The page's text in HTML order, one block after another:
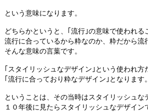
という意味になります。
どちらかというと、｢流行｣の意味で使われる
流行に合っているから粋なのか、粋だから流
そんな意味の言葉です。
｢スタイリッシュなデザイン｣という使われ方
｢流行に合っており粋なデザイン｣となります。
ということは、その当時はスタイリッシュな
１０年後に見たらスタイリッシュなデザイン